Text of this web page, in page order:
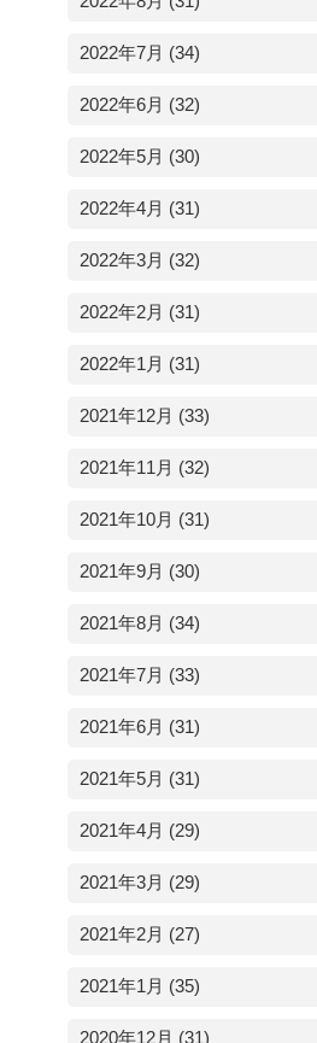
2022年7月 (34)
2022年6月 (32)
2022年5月 (30)
2022年4月 (31)
2022年3月 (32)
2022年2月 (31)
2022年1月 (31)
2021年12月 (33)
2021年11月 (32)
2021年10月 (31)
2021年9月 (30)
2021年8月 (34)
2021年7月 (33)
2021年6月 (31)
2021年5月 (31)
2021年4月 (29)
2021年3月 (29)
2021年2月 (27)
2021年1月 (35)
2020年12月 (31)